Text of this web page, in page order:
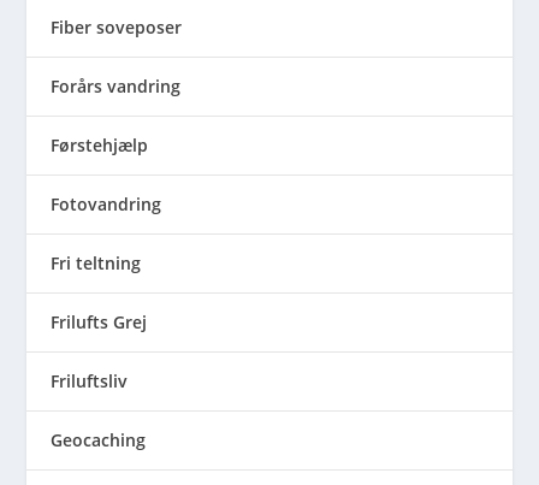
Fiber soveposer
Forårs vandring
Førstehjælp
Fotovandring
Fri teltning
Frilufts Grej
Friluftsliv
Geocaching